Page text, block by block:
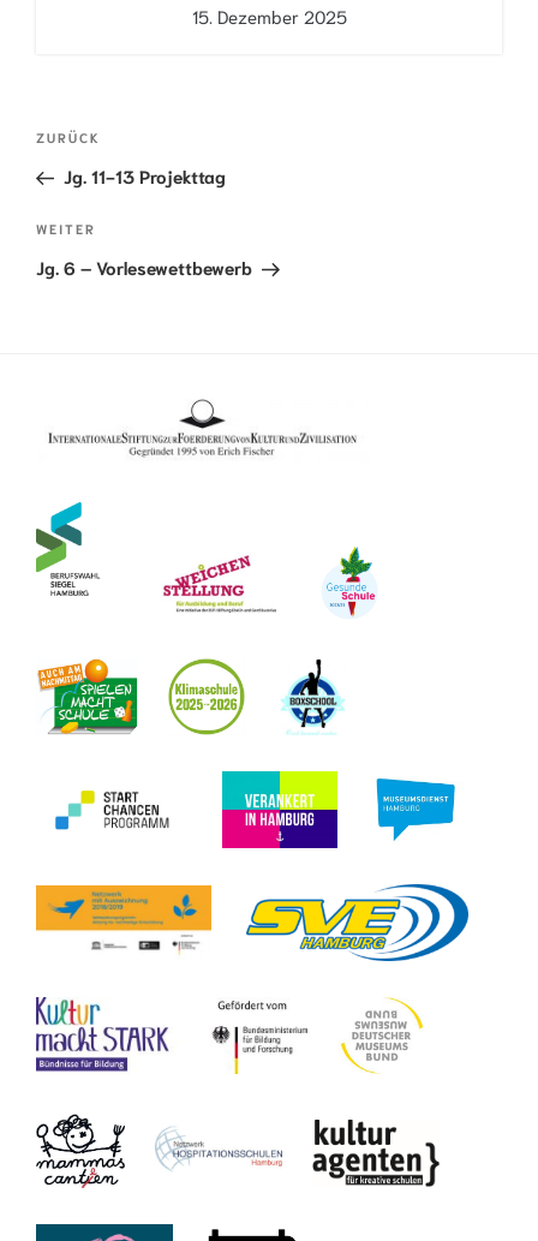
15. Dezember 2025
BEITRAGSNAVIGATION
Vorheriger
Beitrag
ZURÜCK
Jg. 11-13 Projekttag
Nächster
Beitrag
WEITER
Jg. 6 – Vorlesewettbewerb